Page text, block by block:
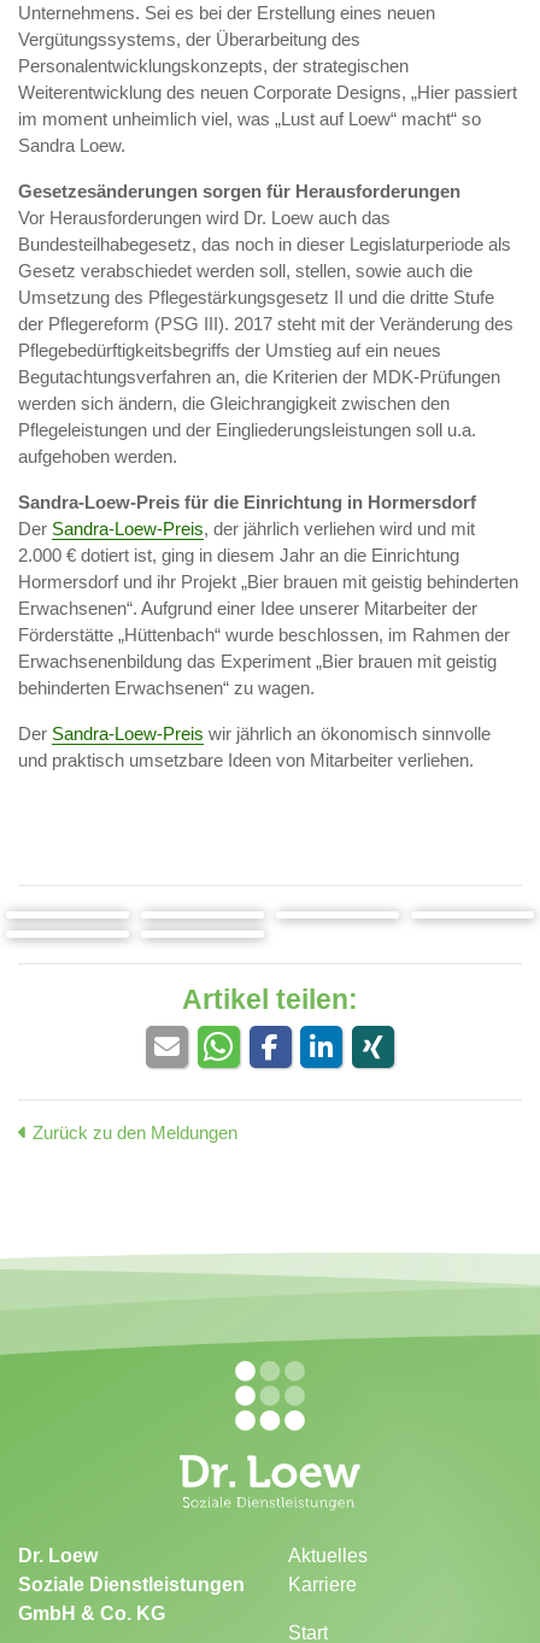
Unternehmens. Sei es bei der Erstellung eines neuen
Vergütungssystems, der Überarbeitung des
Personalentwicklungskonzepts, der strategischen
Weiterentwicklung des neuen Corporate Designs, „Hier passiert
im moment unheimlich viel, was „Lust auf Loew“ macht“ so
Sandra Loew.
Gesetzesänderungen sorgen für Herausforderungen
Vor Herausforderungen wird Dr. Loew auch das
Bundesteilhabegesetz, das noch in dieser Legislaturperiode als
Gesetz verabschiedet werden soll, stellen, sowie auch die
Umsetzung des Pflegestärkungsgesetz II und die dritte Stufe
der Pflegereform (PSG III). 2017 steht mit der Veränderung des
Pflegebedürftigkeitsbegriffs der Umstieg auf ein neues
Begutachtungsverfahren an, die Kriterien der MDK-Prüfungen
werden sich ändern, die Gleichrangigkeit zwischen den
Pflegeleistungen und der Eingliederungsleistungen soll u.a.
aufgehoben werden.
Sandra-Loew-Preis für die Einrichtung in Hormersdorf
Der Sandra-Loew-Preis, der jährlich verliehen wird und mit
2.000 € dotiert ist, ging in diesem Jahr an die Einrichtung
Hormersdorf und ihr Projekt „Bier brauen mit geistig behinderten
Erwachsenen“. Aufgrund einer Idee unserer Mitarbeiter der
Förderstätte „Hüttenbach“ wurde beschlossen, im Rahmen der
Erwachsenenbildung das Experiment „Bier brauen mit geistig
behinderten Erwachsenen“ zu wagen.
Der Sandra-Loew-Preis wir jährlich an ökonomisch sinnvolle
und praktisch umsetzbare Ideen von Mitarbeiter verliehen.
Artikel teilen:
Zurück zu den Meldungen
Dr. Loew
Soziale Dienstleistungen
GmbH & Co. KG
Aktuelles
Karriere
Start